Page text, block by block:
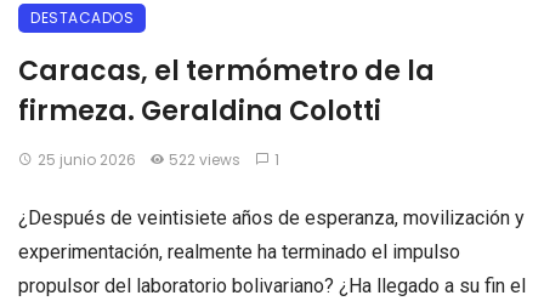
DESTACADOS
Caracas, el termómetro de la
firmeza. Geraldina Colotti
25 junio 2026 522 views 1
¿Después de veintisiete años de esperanza, movilización y
experimentación, realmente ha terminado el impulso
propulsor del laboratorio bolivariano? ¿Ha llegado a su fin el